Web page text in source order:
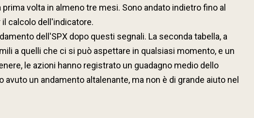
volta in almeno tre mesi. Sono andato indietro fino al
calcolo dell'indicatore.
dell'SPX dopo questi segnali. La seconda tabella, a
a quelli che ci si può aspettare in qualsiasi momento, e un
le azioni hanno registrato un guadagno medio dello
un andamento altalenante, ma non è di grande aiuto nel